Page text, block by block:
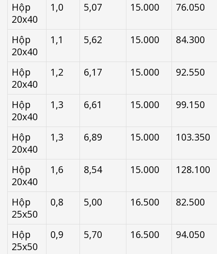
Hộp
20x40
1,0 5,07 15.000 76.050
Hộp
20x40
1,1 5,62 15.000 84.300
Hộp
20x40
1,2 6,17 15.000 92.550
Hộp
20x40
1,3 6,61 15.000 99.150
Hộp
20x40
1,3 6,89 15.000 103.350
Hộp
20x40
1,6 8,54 15.000 128.100
Hộp
25x50
0,8 5,00 16.500 82.500
Hộp
25x50
0,9 5,70 16.500 94.050